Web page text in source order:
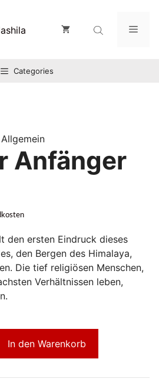
Categories
Anfänger
den ersten Eindruck dieses
den Bergen des Himalaya,
Die tief religiösen Menschen,
Verhältnissen leben,
In den Warenkorb